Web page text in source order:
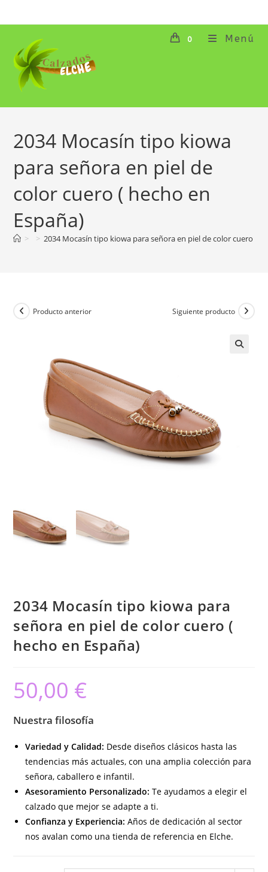
al
contenido
0 Menú
2034 Mocasín tipo kiowa
para señora en piel de
color cuero ( hecho en
España)
> > 2034 Mocasín tipo kiowa para señora en piel de color cuero (
Producto anterior Siguiente producto
2034 Mocasín tipo kiowa para
señora en piel de color cuero (
hecho en España)
50,00 €
Nuestra filosofía
Variedad y Calidad: Desde diseños clásicos hasta las
tendencias más actuales, con una amplia colección para
señora, caballero e infantil.
Asesoramiento Personalizado: Te ayudamos a elegir el
calzado que mejor se adapte a ti.
Confianza y Experiencia: Años de dedicación al sector
nos avalan como una tienda de referencia en Elche.